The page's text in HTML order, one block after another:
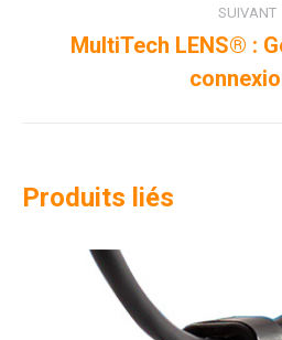
SUIVANT
MultiTech LENS® :
Produits liés